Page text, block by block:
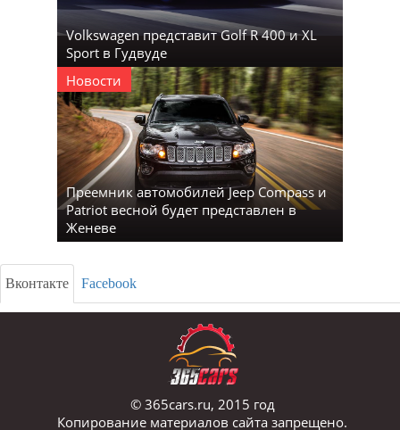
Volkswagen представит Golf R 400 и XL
Sport в Гудвуде
Новости
Преемник автомобилей Jeep Compass и
Patriot весной будет представлен в
Женеве
Вконтакте Facebook
© 365cars.ru, 2015 год
Копирование материалов сайта запрещено.